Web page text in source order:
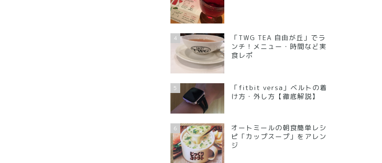
4
「TWG TEA 自由が丘」でラ
ンチ！メニュー・時間など実
食レポ
5
「fitbit versa」ベルトの着
け方・外し方【徹底解説】
6
オートミールの朝食簡単レシ
ピ「カップスープ」をアレン
ジ